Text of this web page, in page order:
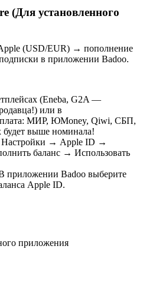
(Для установленного
(USD/EUR) → пополнение
в приложении Badoo.
(Eneba, G2A —
или в
МИР, ЮMoney, Qiwi, СБП,
будет выше номинала!
Настройки → Apple ID →
баланс → Использовать
приложении Badoo выберите
Apple ID.
приложения